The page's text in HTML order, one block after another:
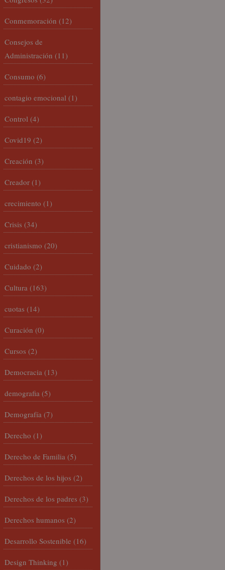
Conmemoración (12)
Consejos de
Administración (11)
Consumo (6)
contagio emocional (1)
Control (4)
Covid19 (2)
Creación (3)
Creador (1)
crecimiento (1)
Crisis (34)
cristianismo (20)
Cuidado (2)
Cultura (163)
cuotas (14)
Curación (0)
Cursos (2)
Democracia (13)
demografia (5)
Demografía (7)
Derecho (1)
Derecho de Familia (5)
Derechos de los hijos (2)
Derechos de los padres (3)
Derechos humanos (2)
Desarrollo Sostenible (16)
Design Thinking (1)